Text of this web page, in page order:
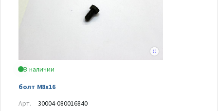
В наличии
болт M8x16
Арт.
30004-080016840